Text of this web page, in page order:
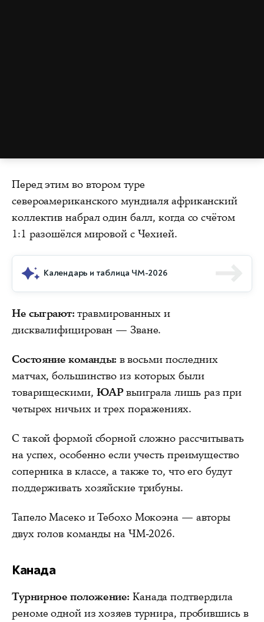
Перед этим во втором туре
североамериканского мундиаля африканский
коллектив набрал один балл, когда со счётом
1:1 разошёлся мировой с Чехией.
Календарь и таблица ЧМ-2026
Не сыграют: травмированных и
дисквалифицирован — Зване.
Состояние команды: в восьми последних
матчах, большинство из которых были
товарищескими, ЮАРвыиграла лишь раз при
четырех ничьих и трех поражениях.
С такой формой сборной сложно рассчитывать
на успех, особенно если учесть преимущество
соперника в классе, а также то, что его будут
поддерживать хозяйские трибуны.
Тапело Масеко и Тебохо Мокоэна — авторы
двух голов команды на ЧМ-2026.
Канада
Турнирное положение: Канада подтвердила
реноме одной из хозяев турнира, пробившись в